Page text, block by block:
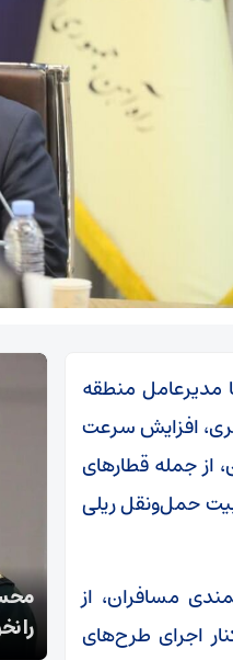
مدیرعامل منطقه
افزایش سرعت
از جمله قطارهای
حمل‌ونقل ریلی
مسافران، از
اجرای طرح‌های
ترامپ یک
را